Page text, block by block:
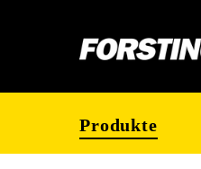
Produkte